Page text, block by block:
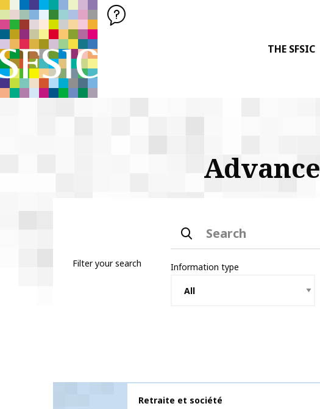
SFSIC SOCIÉTÉ FRANÇAISE DES SCIENCES DE L'INFORMATION & DE LA
Société Française des Sciences de
THE SFSIC
Filter your search
Search
Information type
Publication name
Retraite et société